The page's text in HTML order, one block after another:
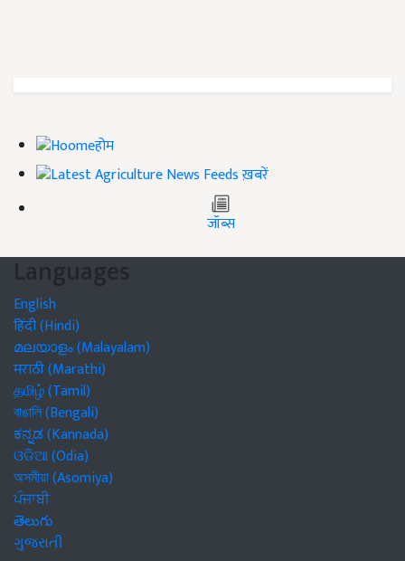
होम
ख़बरें
जॉब्स
Languages
English
हिंदी (Hindi)
മലയാളം (Malayalam)
मराठी (Marathi)
தமிழ் (Tamil)
বাঙালি (Bengali)
ಕನ್ನಡ (Kannada)
ଓଡିଆ (Odia)
অসমীয়া (Asomiya)
ਪੰਜਾਬੀ
తెలుగు
ગુજરાતી